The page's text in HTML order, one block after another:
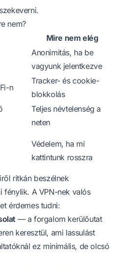
nem?
Mire nem elég
Anonimitás, ha be
vagyunk jelentkezve
n
Tracker- és cookie-
blokkolás
Teljes névtelenség a
neten
Védelem, ha mi
kattintunk rosszra
ritkán beszélnek
fénylik. A VPN-nek valós
érdemes tudni:
— a forgalom kerülőutat
keresztül, ami lassulást
ez minimális, de olcsó